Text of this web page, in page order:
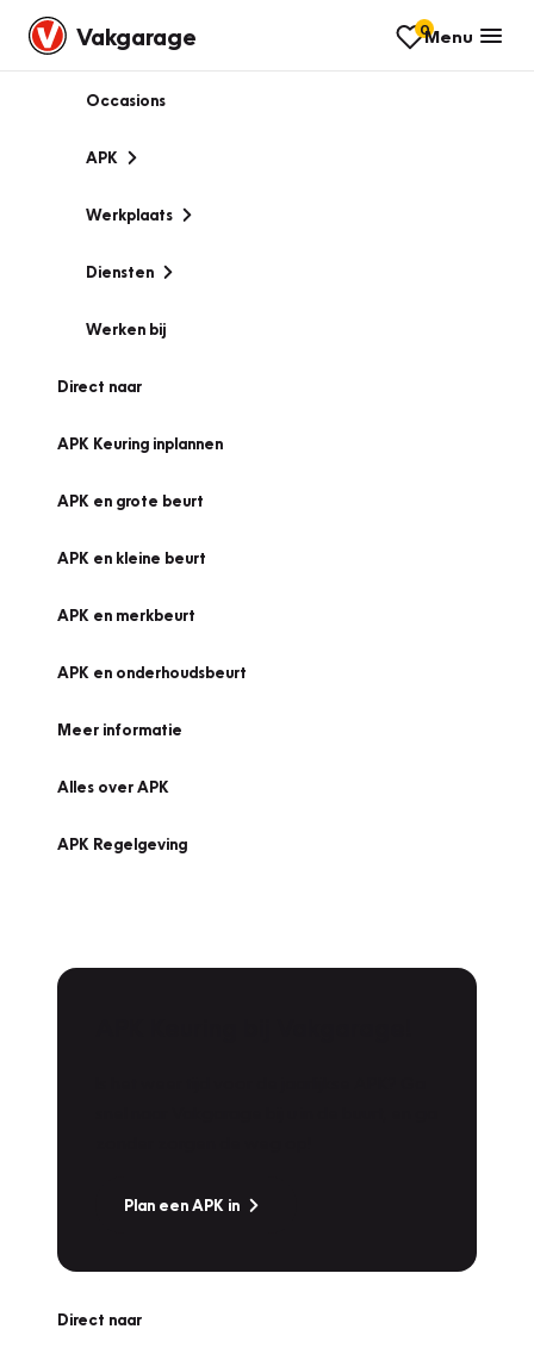
Vakgarage 0Menu
Occasions
APK
Werkplaats
Diensten
Werken bij
Direct naar
APK Keuring inplannen
APK en grote beurt
APK en kleine beurt
APK en merkbeurt
APK en onderhoudsbeurt
Meer informatie
Alles over APK
APK Regelgeving
Plan een APK in
Direct naar